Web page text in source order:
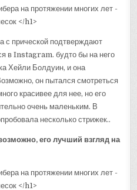
с прической подтверждают
в Instagram. будто бы на него
Хейли Болдуин, и она
он пытался смотреться
красивее для нее, но его
очень маленьким. В
несколько стрижек..
его лучший взгляд на